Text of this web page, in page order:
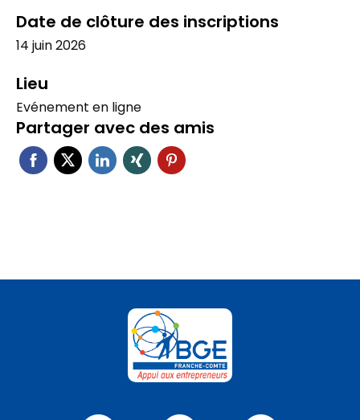
Date de clôture des inscriptions
14 juin 2026
Lieu
Evénement en ligne
Partager avec des amis